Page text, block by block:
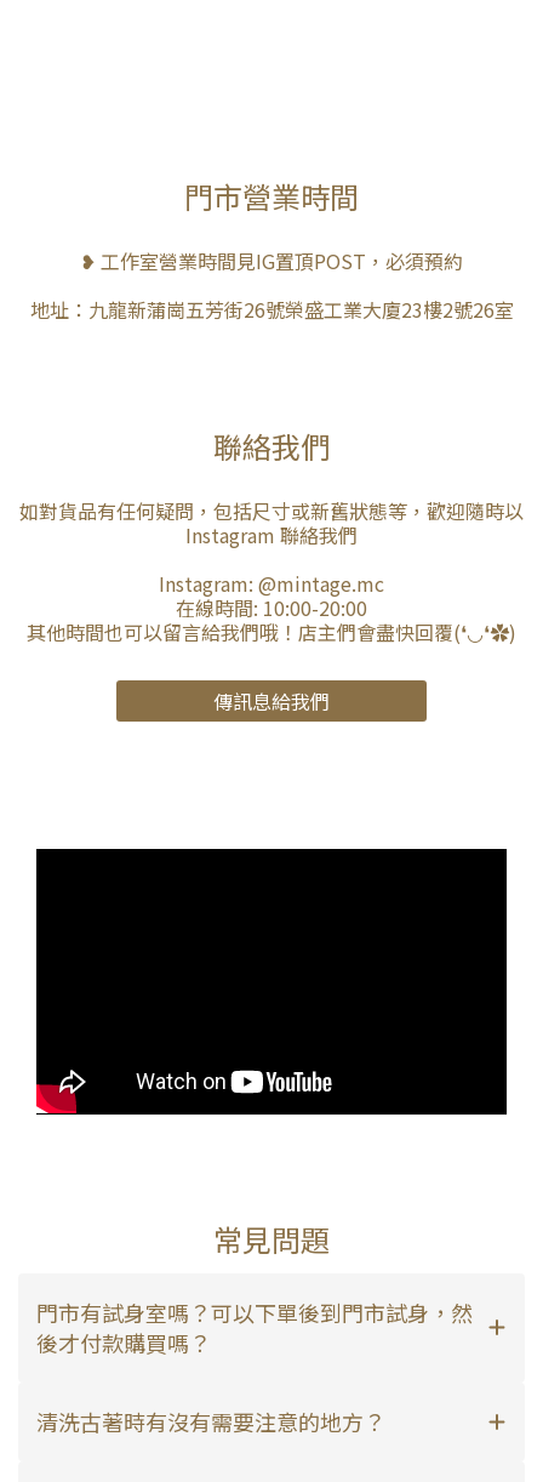
門市營業時間
❥ 工作室營業時間見IG置頂POST，必須預約
地址：九龍新蒲崗五芳街26號榮盛工業大廈23樓2號26室
聯絡我們
如對貨品有任何疑問，包括尺寸或新舊狀態等，歡迎隨時以
Instagram 聯絡我們
Instagram: @mintage.mc
在線時間: 10:00-20:00
其他時間也可以留言給我們哦！店主們會盡快回覆(❛◡❛✿)
傳訊息給我們
常見問題
門市有試身室嗎？可以下單後到門市試身，然
後才付款購買嗎？
清洗古著時有沒有需要注意的地方？